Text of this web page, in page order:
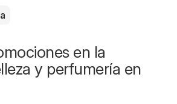
en la
y perfumería en